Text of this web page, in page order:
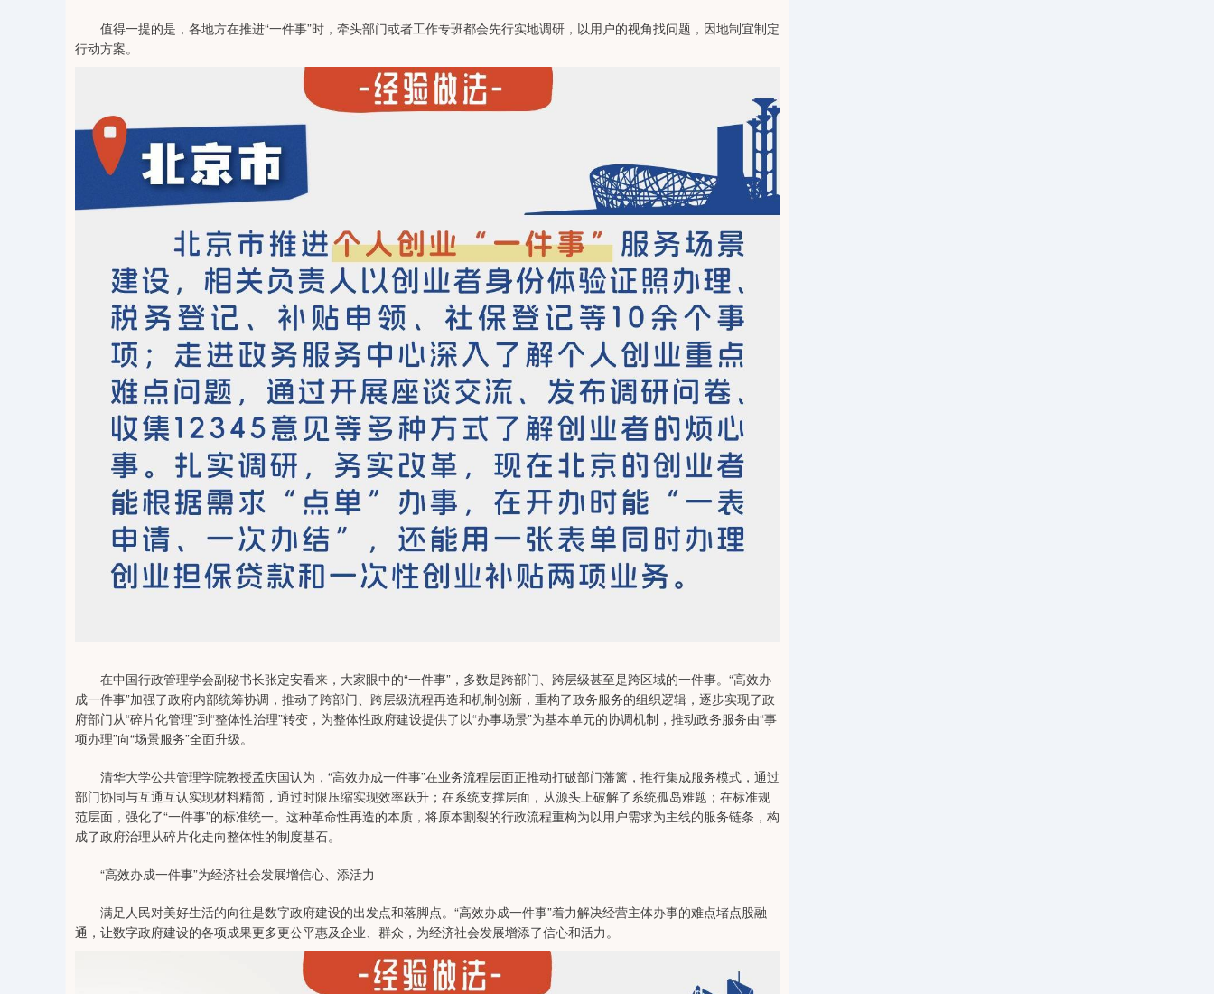
值得一提的是，各地方在推进“一件事”时，牵头部门或者工作专班都会先行实地调研，以用户的视角找问题，因地制宜制定
行动方案。
在中国行政管理学会副秘书长张定安看来，大家眼中的“一件事”，多数是跨部门、跨层级甚至是跨区域的一件事。“高效办
成一件事”加强了政府内部统筹协调，推动了跨部门、跨层级流程再造和机制创新，重构了政务服务的组织逻辑，逐步实现了政
府部门从“碎片化管理”到“整体性治理”转变，为整体性政府建设提供了以“办事场景”为基本单元的协调机制，推动政务服务由“事
项办理”向“场景服务”全面升级。
清华大学公共管理学院教授孟庆国认为，“高效办成一件事”在业务流程层面正推动打破部门藩篱，推行集成服务模式，通过
部门协同与互通互认实现材料精简，通过时限压缩实现效率跃升；在系统支撑层面，从源头上破解了系统孤岛难题；在标准规
范层面，强化了“一件事”的标准统一。这种革命性再造的本质，将原本割裂的行政流程重构为以用户需求为主线的服务链条，构
成了政府治理从碎片化走向整体性的制度基石。
“高效办成一件事”为经济社会发展增信心、添活力
满足人民对美好生活的向往是数字政府建设的出发点和落脚点。“高效办成一件事”着力解决经营主体办事的难点堵点股融
通，让数字政府建设的各项成果更多更公平惠及企业、群众，为经济社会发展增添了信心和活力。